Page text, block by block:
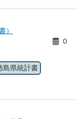
）
0
島県統計書